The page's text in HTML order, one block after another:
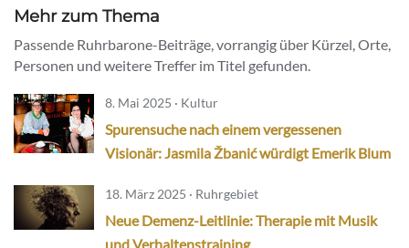
Mehr zum Thema
Passende Ruhrbarone-Beiträge, vorrangig über Kürzel, Orte,
Personen und weitere Treffer im Titel gefunden.
8. Mai 2025 · Kultur
Spurensuche nach einem vergessenen
Visionär: Jasmila Žbanić würdigt Emerik Blum
18. März 2025 · Ruhrgebiet
Neue Demenz-Leitlinie: Therapie mit Musik
und Verhaltenstraining